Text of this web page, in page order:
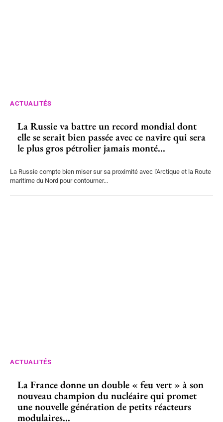
ACTUALITÉS
La Russie va battre un record mondial dont
elle se serait bien passée avec ce navire qui sera
le plus gros pétrolier jamais monté...
La Russie compte bien miser sur sa proximité avec l'Arctique et la Route
maritime du Nord pour contourner...
ACTUALITÉS
La France donne un double « feu vert » à son
nouveau champion du nucléaire qui promet
une nouvelle génération de petits réacteurs
modulaires...